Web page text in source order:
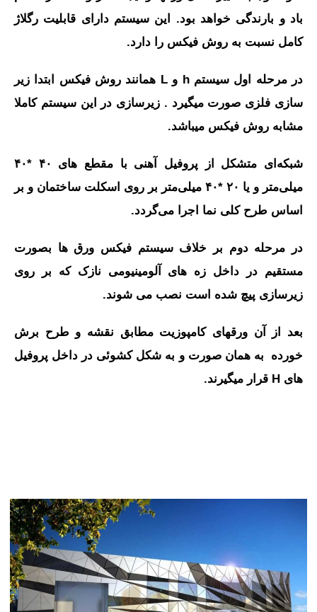
باد و بارندگی خواهد بود. این سیستم دارای قابلیت رگلاژ
کامل نسبت به روش فیکس را دارد.
در مرحله اول سیستم h و L همانند روش فیکس ابتدا زیر
سازی فلزی صورت میگیرد . زیرسازی در این سیستم کاملا
مشابه روش فیکس میباشد.
شبکه‌ای متشکل از پروفیل آهنی با مقطع های ۴۰ *۴۰
میلی‌متر و یا ۲۰ *۴۰ میلی‌متر بر روی اسکلت ساختمان و بر
اساس طرح کلی نما اجرا می‌گردد.
در مرحله دوم بر خلاف سیستم فیکس ورق ها بصورت
مستقیم در داخل زه های آلومینیومی نازک که بر روی
زیرسازی پیچ شده است نصب می‏ شوند.
بعد از آن ورق‎های کامپوزیت مطابق نقشه و طرح برش
خورده به همان صورت و به شکل کشوئی در داخل پروفیل
های H قرار می‎گیرند.